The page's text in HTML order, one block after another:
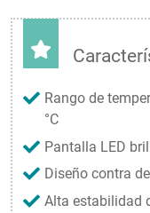
Rango de
°C
Pantalla LED
Diseño contra
Alta estabilidad